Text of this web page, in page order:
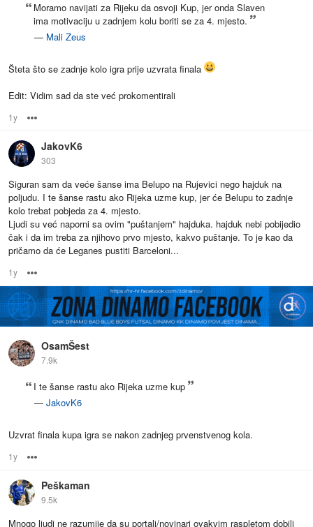
Moramo navijati za Rijeku da osvoji Kup, jer onda Slaven
ima motivaciju u zadnjem kolu boriti se za 4. mjesto.
— Mali Zeus
Šteta što se zadnje kolo igra prije uzvrata finala
Edit: Vidim sad da ste već prokomentirali
1y
JakovK6
303
Siguran sam da veće šanse ima Belupo na Rujevici nego hajduk na
poljudu. I te šanse rastu ako Rijeka uzme kup, jer će Belupu to zadnje
kolo trebat pobjeda za 4. mjesto.
Ljudi su već naporni sa ovim "puštanjem" hajduka. hajduk nebi pobijedio
čak i da im treba za njihovo prvo mjesto, kakvo puštanje. To je kao da
pričamo da će Leganes pustiti Barceloni...
1y
OsamŠest
7.9k
I te šanse rastu ako Rijeka uzme kup
— JakovK6
Uzvrat finala kupa igra se nakon zadnjeg prvenstvenog kola.
1y
Peškaman
9.5k
Mnogo ljudi ne razumije da su portali/novinari ovakvim raspletom dobili